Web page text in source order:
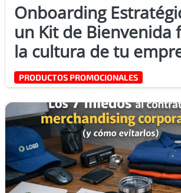
Onboarding
un Kit de Bienvenida
la cultura de tu
PRODUCTOS PROMOCIONALES